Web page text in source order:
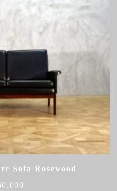
Sofa Rosewood